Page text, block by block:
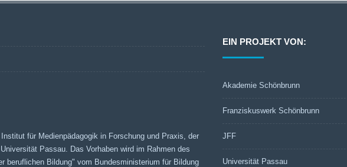
für Medienpädagogik in Forschung und Praxis, der
Passau. Das Vorhaben wird im Rahmen des
beruflichen Bildung" vom Bundesministerium für Bildung
EIN PROJEKT VON:
Akademie Schönbrunn
Franziskuswerk Schönbrunn
JFF
Universität Passau